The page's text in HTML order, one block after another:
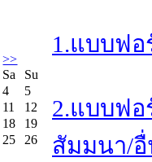
>>
Sa
Su
4
5
11
12
18
19
25
26
1.แบบฟ
2.แบบฟ
สัมมนา/